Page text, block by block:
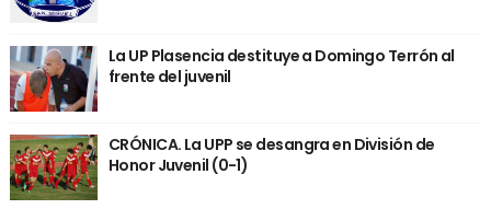
La UP Plasencia destituye a Domingo Terrón al
frente del juvenil
CRÓNICA. La UPP se desangra en División de
Honor Juvenil (0-1)